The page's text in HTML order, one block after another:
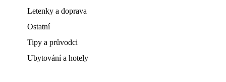
Letenky a doprava
Ostatní
Tipy a průvodci
Ubytování a hotely